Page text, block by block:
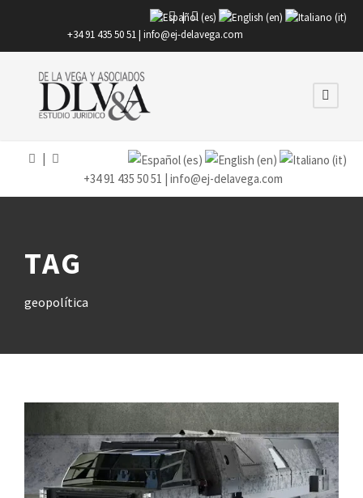
|
+34 91 435 50 51 | info@ej-delavega.com
+34 91 435 50 51 | info@ej-delavega.com
TAG
geopolítica